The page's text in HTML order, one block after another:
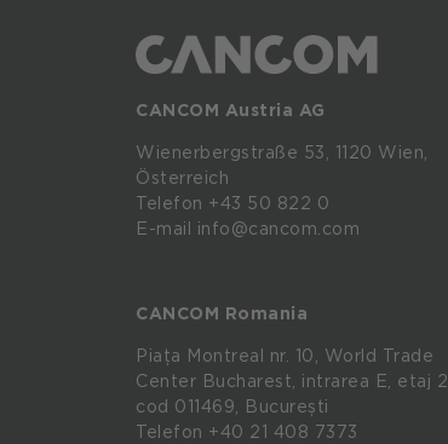
CANCOM Austria AG
Wienerbergstraße 53, 1120 Wien,
Österreich
Telefon +43 50 822 0
E-mail info@cancom.com
CANCOM Romania
Piața Montreal nr. 10, World Trade
Center Bucharest, intrarea E, etaj 2,
cod 011469, București
Telefon +40 21 408 7373